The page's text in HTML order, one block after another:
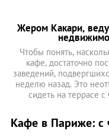
Жером Какари,
Чтобы понять,
кафе, достаточно
заведений,
неделю назад. Это
сидеть на террасе
Кафе в Париже: с